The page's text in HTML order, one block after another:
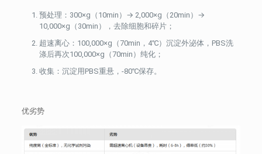
预处理：300×g（10min）→ 2,000×g（20min）→
10,000×g（30min），去除细胞和碎片；
超速离心：100,000×g（70min，4℃）沉淀外泌体，PBS洗
涤后再次100,000×g（70min）纯化；
收集：沉淀用PBS重悬，-80℃保存。
优劣势